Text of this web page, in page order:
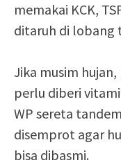
memakai KCK,
ditaruh di lobang
Jika musim
perlu diberi
WP sereta
disemprot agar
bisa dibasmi.